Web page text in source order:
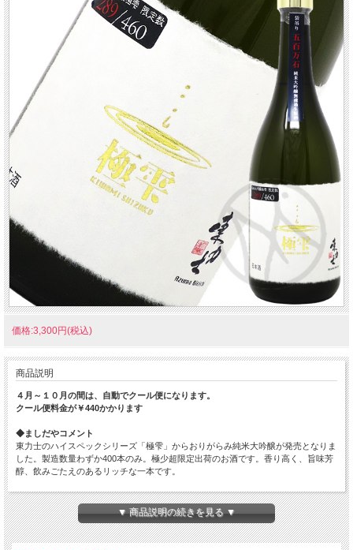
価格:3,300円(税込)
商品説明
４月～１０月の間は、自動でクール便になります。
クール便料金が￥440かかります
◆ましだやコメント
東力士のハイスペックシリーズ「極雫」からおりがらみ純米大吟醸が発売となりま
した。製造数量わずか400本のみ。極少超限定出荷のお酒です。香り高く、旨味芳
醇、飲みごたえのあるリッチな一本です。
原材料…米（国産）・米こうじ（国産米）
原料米…五百万石
精米歩合…50%
日本酒度…-
▼ 商品説明の続きを見る ▼